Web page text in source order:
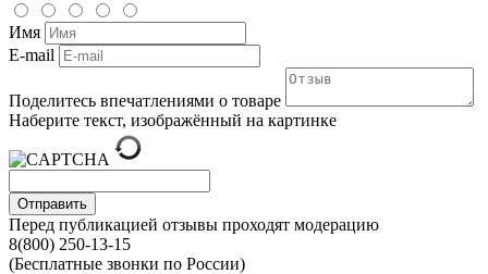
Имя
E-mail
Поделитесь впечатлениями о товаре
Наберите текст, изображённый на картинке
Отправить
Перед публикацией отзывы проходят модерацию
8(800) 250-13-15
(Бесплатные звонки по России)